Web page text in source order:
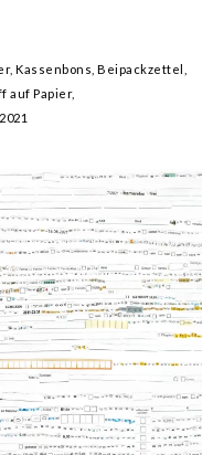
Kassenbons, Beipackzettel,
auf Papier,